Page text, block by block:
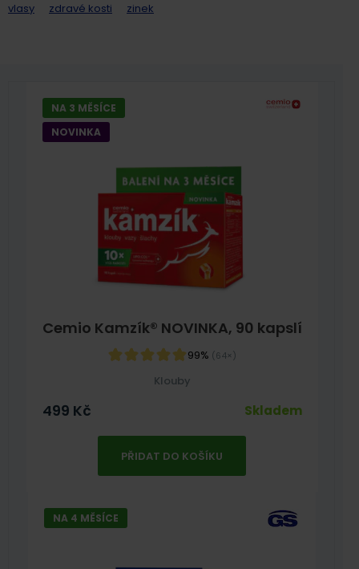
vlasy
zdravé kosti zinek
Cemio Kamzík® NOVINKA, 90 kapslí
99% (64×)
NA 3 MĚSÍCE
NOVINKA
Klouby
499 Kč Skladem
PŘIDAT DO KOŠÍKU
NA 4 MĚSÍCE